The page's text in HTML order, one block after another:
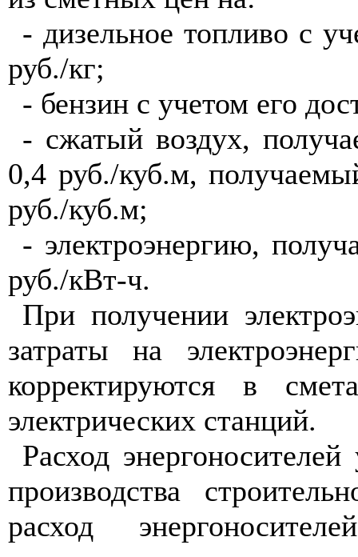
- дизельное топливо с
руб./кг;
- бензин с учетом его
- сжатый воздух,
0,4 руб./куб.м, полу
руб./куб.м;
- электроэнергию,
руб./кВт-ч.
При получении
затраты на
корректируются в
электрических станций.
Расход
производства
расход